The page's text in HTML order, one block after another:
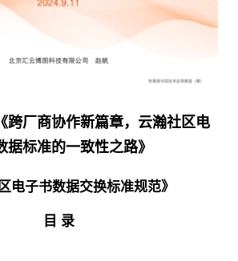
跨厂商协作新篇章，云瀚社区电
据标准的一致性之路》
电子书数据交换标准规范》
目 录